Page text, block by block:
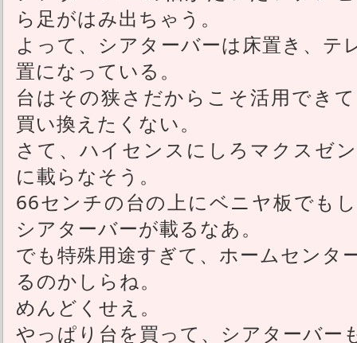
ら足がはみ出ちゃう。
よって、シアターバーは床置き、テ
置になっている。
台はその狭さだからこそ活用でき
買い換えたくない。
さて、ハイセンスにしろマクスゼ
に載らなそう。
66センチの台の上にベニヤ板でも
シアターバーが載るなあ。
でも特殊用途すぎて、ホームセンタ
るのかしらね。
めんどくせえ。
やっぱり台を買って、シアターバー